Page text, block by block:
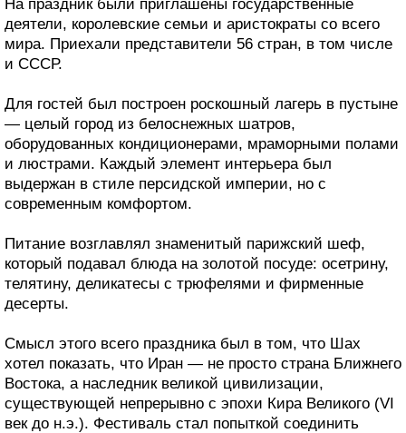
На праздник были приглашены государственные
деятели, королевские семьи и аристократы со всего
мира. Приехали представители 56 стран, в том числе
и СССР.
Для гостей был построен роскошный лагерь в пустыне
— целый город из белоснежных шатров,
оборудованных кондиционерами, мраморными полами
и люстрами. Каждый элемент интерьера был
выдержан в стиле персидской империи, но с
современным комфортом.
Питание возглавлял знаменитый парижский шеф,
который подавал блюда на золотой посуде: осетрину,
телятину, деликатесы с трюфелями и фирменные
десерты.
Смысл этого всего праздника был в том, что Шах
хотел показать, что Иран — не просто страна Ближнего
Востока, а наследник великой цивилизации,
существующей непрерывно с эпохи Кира Великого (VI
век до н.э.). Фестиваль стал попыткой соединить